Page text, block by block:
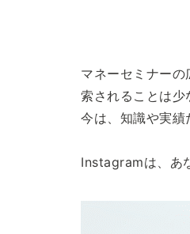
マネーセミナー
索されることは少
今は、知識や実績
Instagramは、あ